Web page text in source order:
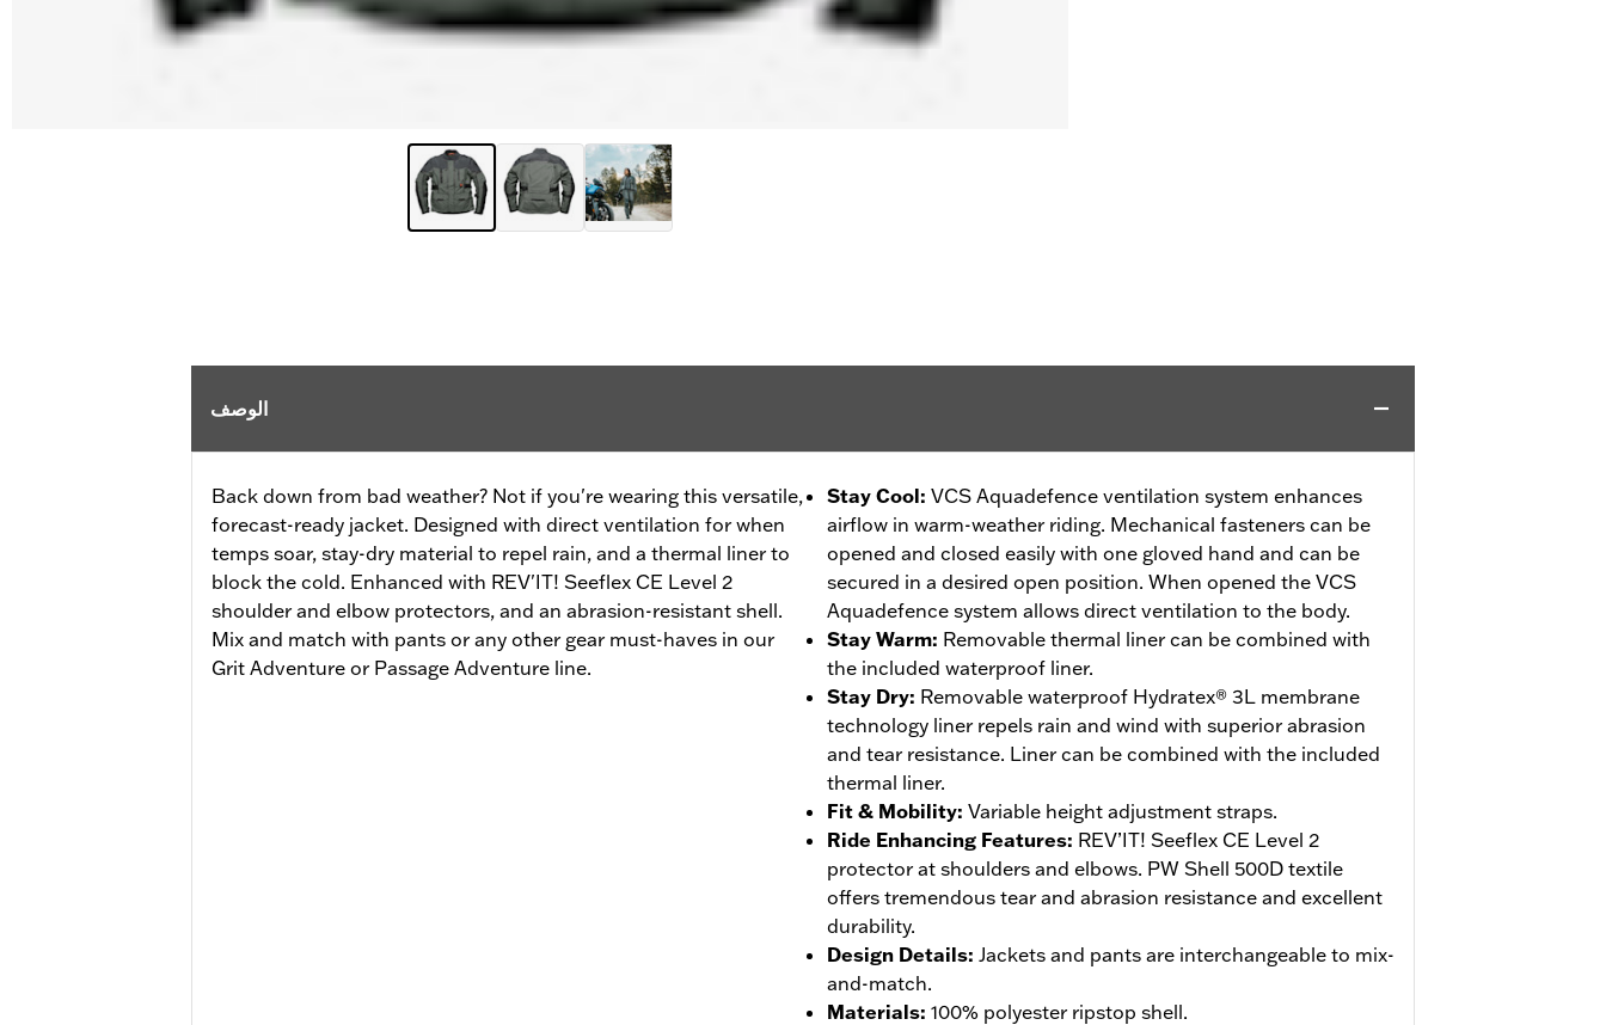
الوصف
Back down from bad weather? Not if you're wearing this versatile,
forecast-ready jacket. Designed with direct ventilation for when
temps soar, stay-dry material to repel rain, and a thermal liner to
block the cold. Enhanced with REV'IT! Seeflex CE Level 2
shoulder and elbow protectors, and an abrasion-resistant shell.
Mix and match with pants or any other gear must-haves in our
Grit Adventure or Passage Adventure line.
Stay Cool: VCS Aquadefence ventilation system enhances
airflow in warm-weather riding. Mechanical fasteners can be
opened and closed easily with one gloved hand and can be
secured in a desired open position. When opened the VCS
Aquadefence system allows direct ventilation to the body.
Stay Warm: Removable thermal liner can be combined with
the included waterproof liner.
Stay Dry: Removable waterproof Hydratex® 3L membrane
technology liner repels rain and wind with superior abrasion
and tear resistance. Liner can be combined with the included
thermal liner.
Fit & Mobility: Variable height adjustment straps.
Ride Enhancing Features: REV’IT! Seeflex CE Level 2
protector at shoulders and elbows. PW Shell 500D textile
offers tremendous tear and abrasion resistance and excellent
durability.
Design Details: Jackets and pants are interchangeable to mix-
and-match.
Materials: 100% polyester ripstop shell.